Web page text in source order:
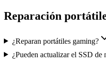
Reparación
¿Reparan portátiles gaming?
¿Pueden actualizar el SSD de